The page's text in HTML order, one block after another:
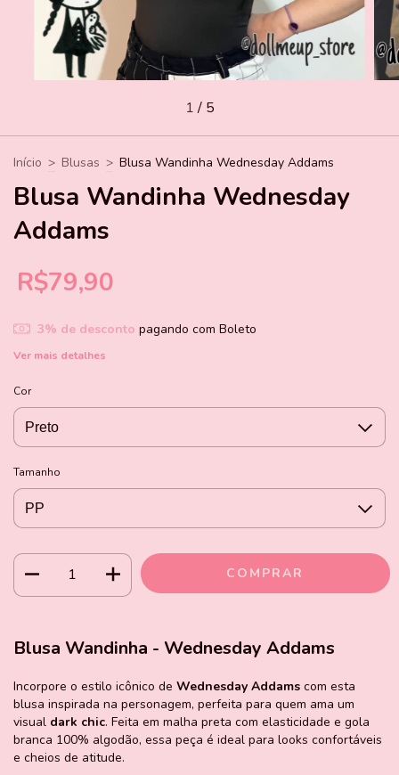
1/ 5
Início > Blusas > Blusa Wandinha Wednesday Addams
Blusa Wandinha Wednesday
Addams
R$79,90
3% de desconto pagando com Boleto
Ver mais detalhes
Cor
Tamanho
Blusa Wandinha - Wednesday Addams
Incorpore o estilo icônico de Wednesday Addams com esta
blusa inspirada na personagem, perfeita para quem ama um
visual dark chic. Feita em malha preta com elasticidade e gola
branca 100% algodão, essa peça é ideal para looks confortáveis
e cheios de atitude.